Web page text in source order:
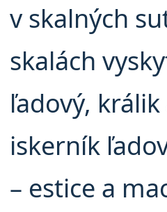
v skalných
skalách
ľadový,
iskerník
– estice a